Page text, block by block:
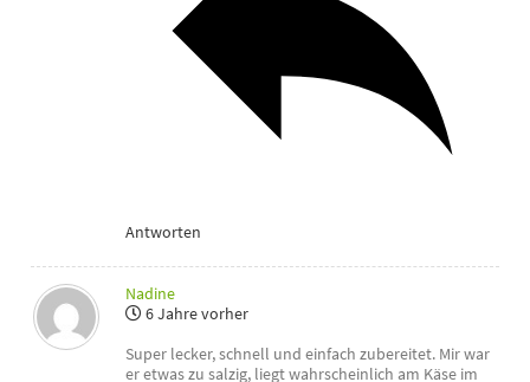
Antworten
Nadine
6 Jahre vorher
Super lecker, schnell und einfach zubereitet. Mir war
er etwas zu salzig, liegt wahrscheinlich am Käse im